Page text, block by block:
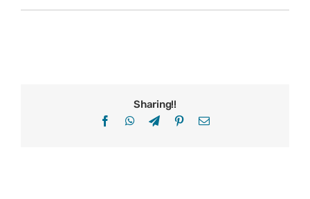
Sharing!!
FacebookWhatsApp
TelegramPinterestEmail